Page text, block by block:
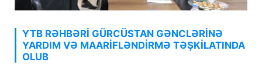
YTB RƏHBƏRİ GÜRCÜSTAN GƏNCLƏRİNƏ
YARDIM VƏ MAARİFLƏNDİRMƏ TƏŞKİLATINDA
OLUB